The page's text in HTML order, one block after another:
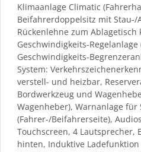
Klimaanlage Climatic
Beifahrerdoppelsitz mit Stau-/
Rückenlehne zum Ablagetisch
Geschwindigkeits-
Geschwindigkeits-
System:
verstell- und heizbar,
Bordwerkzeug und
Wagenheber), Warnanlage
(Fahrer-/Beifahrerseite),
Touchscreen, 4 Lautsprecher,
hinten, Induktive